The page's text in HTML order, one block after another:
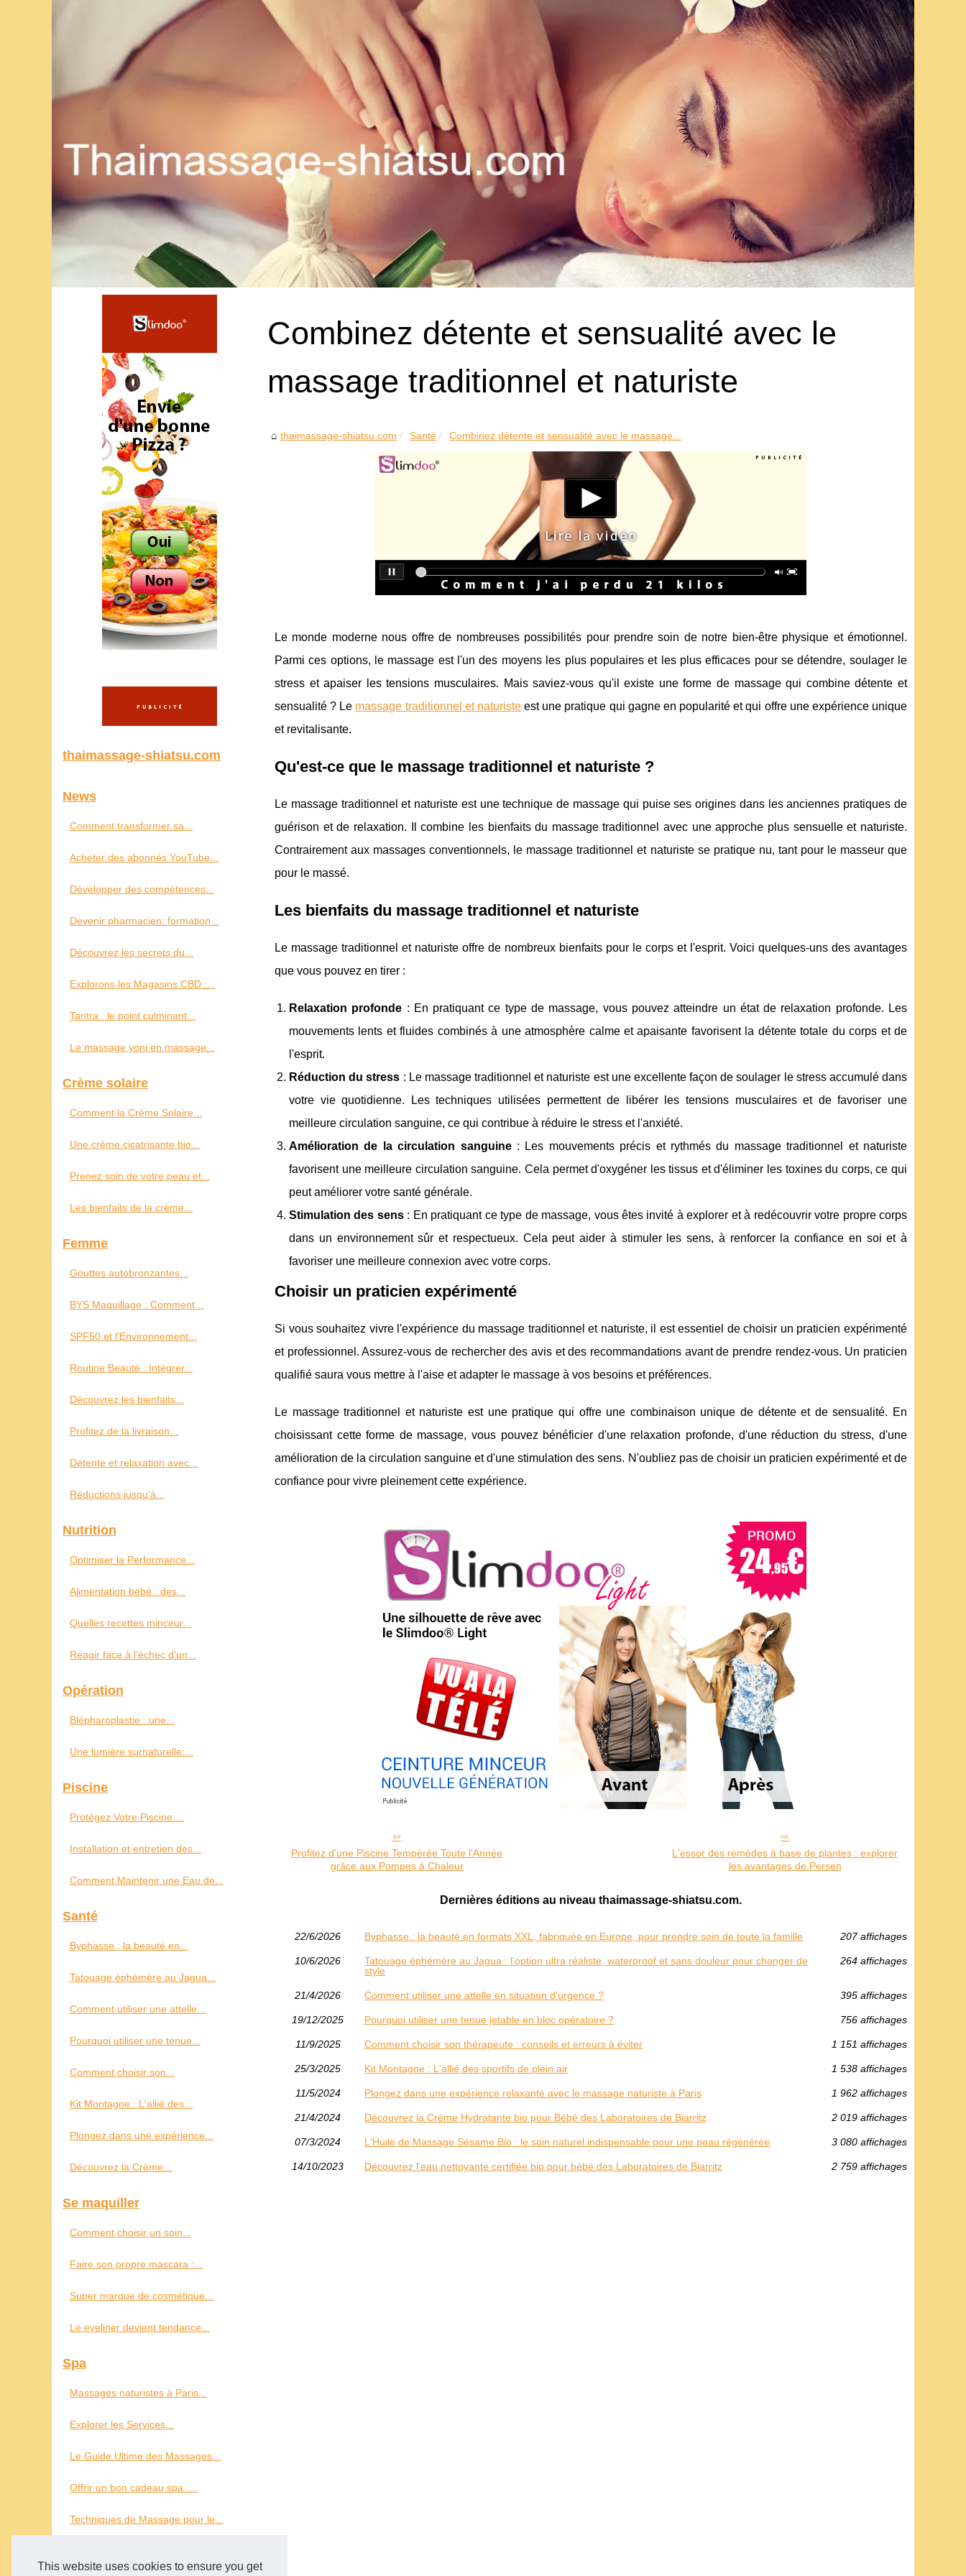
This website uses cookies to ensure you get
Combinez détente et sensualité avec le
massage traditionnel et naturiste
thaimassage-shiatsu.com Santé Combinez détente et sensualité avec le massage...
Le monde moderne nous offre de nombreuses possibilités pour prendre soin de notre bien-être physique et émotionnel.
Parmi ces options, le massage est l'un des moyens les plus populaires et les plus efficaces pour se détendre, soulager le
stress et apaiser les tensions musculaires. Mais saviez-vous qu'il existe une forme de massage qui combine détente et
sensualité ? Le massage traditionnel et naturisteest une pratique qui gagne en popularité et qui offre une expérience unique
et revitalisante.
Qu'est-ce que le massage traditionnel et naturiste ?
Le massage traditionnel et naturiste est une technique de massage qui puise ses origines dans les anciennes pratiques de
guérison et de relaxation. Il combine les bienfaits du massage traditionnel avec une approche plus sensuelle et naturiste.
Contrairement aux massages conventionnels, le massage traditionnel et naturiste se pratique nu, tant pour le masseur que
pour le massé.
Les bienfaits du massage traditionnel et naturiste
Le massage traditionnel et naturiste offre de nombreux bienfaits pour le corps et l'esprit. Voici quelques-uns des avantages
que vous pouvez en tirer :
Relaxation profonde : En pratiquant ce type de massage, vous pouvez atteindre un état de relaxation profonde. Les
mouvements lents et fluides combinés à une atmosphère calme et apaisante favorisent la détente totale du corps et de
l'esprit.
Réduction du stress : Le massage traditionnel et naturiste est une excellente façon de soulager le stress accumulé dans
votre vie quotidienne. Les techniques utilisées permettent de libérer les tensions musculaires et de favoriser une
meilleure circulation sanguine, ce qui contribue à réduire le stress et l'anxiété.
Amélioration de la circulation sanguine: Les mouvements précis et rythmés du massage traditionnel et naturiste
favorisent une meilleure circulation sanguine. Cela permet d'oxygéner les tissus et d'éliminer les toxines du corps, ce qui
peut améliorer votre santé générale.
Stimulation des sens: En pratiquant ce type de massage, vous êtes invité à explorer et à redécouvrir votre propre corps
dans un environnement sûr et respectueux. Cela peut aider à stimuler les sens, à renforcer la confiance en soi et à
favoriser une meilleure connexion avec votre corps.
Choisir un praticien expérimenté
Si vous souhaitez vivre l'expérience du massage traditionnel et naturiste, il est essentiel de choisir un praticien expérimenté
et professionnel. Assurez-vous de rechercher des avis et des recommandations avant de prendre rendez-vous. Un praticien
qualifié saura vous mettre à l'aise et adapter le massage à vos besoins et préférences.
Le massage traditionnel et naturiste est une pratique qui offre une combinaison unique de détente et de sensualité. En
choisissant cette forme de massage, vous pouvez bénéficier d'une relaxation profonde, d'une réduction du stress, d'une
amélioration de la circulation sanguine et d'une stimulation des sens. N'oubliez pas de choisir un praticien expérimenté et de
confiance pour vivre pleinement cette expérience.
Profitez d'une Piscine Tempérée Toute l'Année
grâce aux Pompes à Chaleur
L'essor des remèdes à base de plantes : explorer
les avantages de Persen
Dernières éditions au niveau thaimassage-shiatsu.com.
22/6/2026 Byphasse : la beauté en formats XXL, fabriquée en Europe, pour prendre soin de toute la famille 207 affichages
10/6/2026
Tatouage éphémère au Jagua : l’option ultra réaliste, waterproof et sans douleur pour changer de
style
264 affichages
21/4/2026 Comment utiliser une attelle en situation d’urgence ? 395 affichages
19/12/2025 Pourquoi utiliser une tenue jetable en bloc opératoire ? 756 affichages
11/9/2025 Comment choisir son thérapeute : conseils et erreurs à éviter 1 151 affichages
25/3/2025 Kit Montagne : L'allié des sportifs de plein air 1 538 affichages
11/5/2024 Plongez dans une expérience relaxante avec le massage naturiste à Paris 1 962 affichages
21/4/2024 Découvrez la Crème Hydratante bio pour Bébé des Laboratoires de Biarritz 2 019 affichages
07/3/2024 L'Huile de Massage Sésame Bio : le soin naturel indispensable pour une peau régénérée 3 080 affichages
14/10/2023 Découvrez l'eau nettoyante certifiée bio pour bébé des Laboratoires de Biarritz 2 759 affichages
thaimassage-shiatsu.com
News
Comment transformer sa...
Acheter des abonnés YouTube...
Développer des compétences...
Devenir pharmacien: formation...
Découvrez les secrets du...
Explorons les Magasins CBD :...
Tantra : le point culminant...
Le massage yoni en massage...
Crème solaire
Comment la Crème Solaire...
Une crème cicatrisante bio...
Prenez soin de votre peau et...
Les bienfaits de la crème...
Femme
Gouttes autobronzantes...
BYS Maquillage : Comment...
SPF50 et l'Environnement...
Routine Beauté : Intégrer...
Découvrez les bienfaits...
Profitez de la livraison...
Détente et relaxation avec...
Réductions jusqu'à...
Nutrition
Optimiser la Performance...
Alimentation bébé : des...
Quelles recettes minceur...
Réagir face à l'échec d'un...
Opération
Blépharoplastie : une...
Une lumière surnaturelle:...
Piscine
Protégez Votre Piscine:...
Installation et entretien des...
Comment Maintenir une Eau de...
Santé
Byphasse : la beauté en...
Tatouage éphémère au Jagua...
Comment utiliser une attelle...
Pourquoi utiliser une tenue...
Comment choisir son...
Kit Montagne : L'allié des...
Plongez dans une expérience...
Découvrez la Crème...
Se maquiller
Comment choisir un soin...
Faire son propre mascara :...
Super marque de cosmétique...
Le eyeliner devient tendance...
Spa
Massages naturistes à Paris...
Explorer les Services...
Le Guide Ultime des Massages...
Offrir un bon cadeau spa :...
Techniques de Massage pour le...